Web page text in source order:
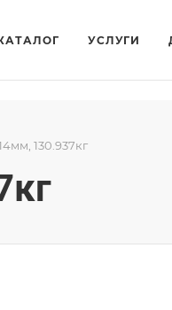
УСЛУГИ
130.937кг